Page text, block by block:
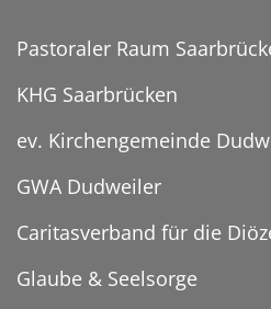
Pastoraler Raum
KHG Saarbrücken
ev. Kirchengemeinde
GWA Dudweiler
Caritasverband für die
Glaube & Seelsorge